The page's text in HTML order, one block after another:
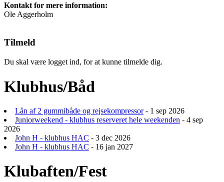
Kontakt for mere information:
Ole Aggerholm
Tilmeld
Du skal være logget ind, for at kunne tilmelde dig.
Klubhus/Båd
Lån af 2 gummibåde og rejsekompressor- 1 sep 2026
Juniorweekend - klubhus reserveret hele weekenden - 4 sep
2026
John H - klubhus HAC - 3 dec 2026
John H - klubhus HAC - 16 jan 2027
Klubaften/Fest